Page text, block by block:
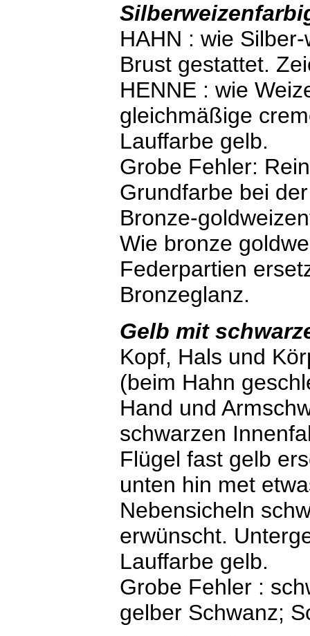
HAHN : wie
Brust gestattet.
HENNE : wie
gleichmäßige
Lauffarbe gelb.
Grobe Fehler:
Grundfarbe bei
Bronze-
Wie bronze
Federpartien
Bronzeglanz.
Gelb mit
Kopf, Hals und
(beim Hahn
Hand und
schwarzen
Flügel fast gelb
unten hin met
Nebensicheln
erwünscht.
Lauffarbe gelb.
Grobe Fehler :
gelber Schwanz;